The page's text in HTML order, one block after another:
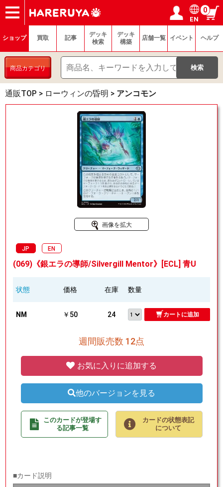
ショップ
買取
記事
デッキ検索
デッキ構築
選手一覧
店舗一覧
イベント
ヘルプ
お問い合わせ ログイン／会員登録
マイページ
EN
0
ショップ 買取 記事
デッキ
検索
デッキ
構築
店舗一覧 イベント ヘルプ
商品カテゴリ
通販TOP > ローウィンの昏明 > アンコモン
画像を拡大
JP EN
(069)《銀エラの導師/Silvergill Mentor》[ECL] 青U
状態 価格 在庫 数量
NM ￥50 24 カートに追加
週間販売数 12点
お気に入りに追加する
他のバージョンを見る
このカードが登場す
る記事一覧
カードの状態表記
について
■カード説明